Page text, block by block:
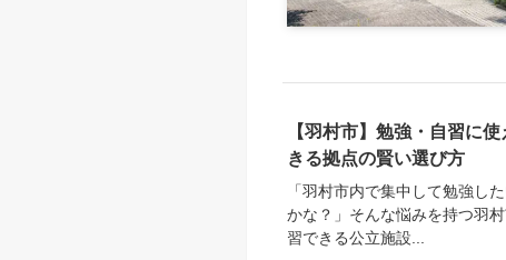
【羽村市】勉強・自習に
きる拠点の賢い選び方
「羽村市内で集中して勉強し
かな？」そんな悩みを持つ羽
習できる公立施設...